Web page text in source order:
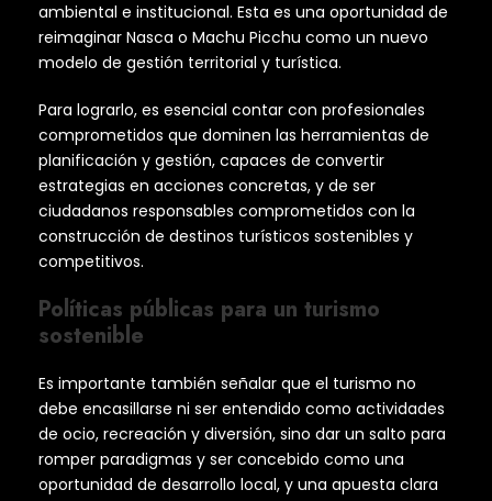
ambiental e institucional. Esta es una oportunidad de
reimaginar Nasca o Machu Picchu como un nuevo
modelo de gestión territorial y turística.
Para lograrlo, es esencial contar con profesionales
comprometidos que dominen las herramientas de
planificación y gestión, capaces de convertir
estrategias en acciones concretas, y de ser
ciudadanos responsables comprometidos con la
construcción de destinos turísticos sostenibles y
competitivos.
Políticas públicas para un turismo
sostenible
Es importante también señalar que el turismo no
debe encasillarse ni ser entendido como actividades
de ocio, recreación y diversión, sino dar un salto para
romper paradigmas y ser concebido como una
oportunidad de desarrollo local, y una apuesta clara